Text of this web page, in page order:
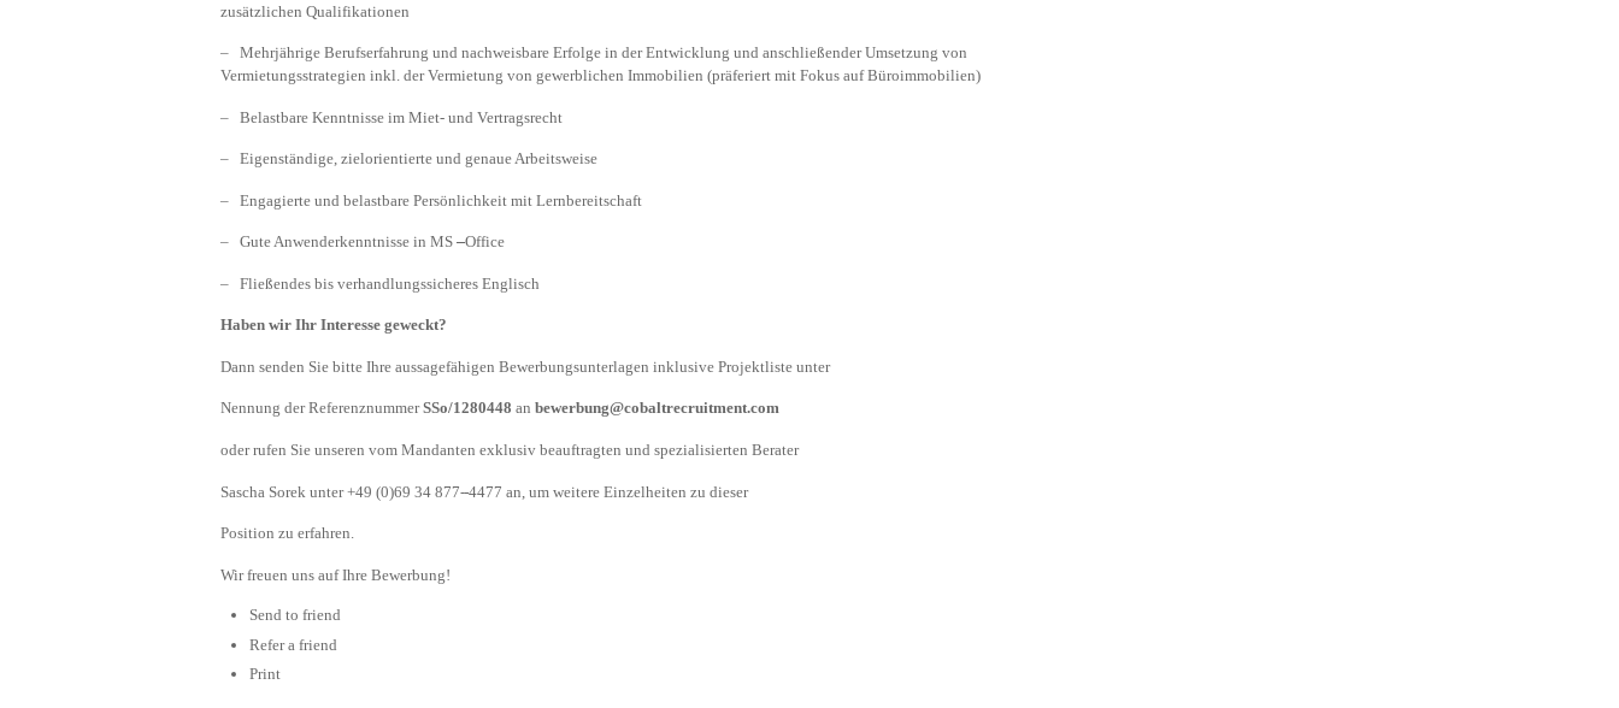
zusätzlichen Qualifikationen
– Mehrjährige Berufserfahrung und nachweisbare Erfolge in der Entwicklung und anschließender Umsetzung von
Vermietungsstrategien inkl. der Vermietung von gewerblichen Immobilien (präferiert mit Fokus auf Büroimmobilien)
– Belastbare Kenntnisse im Miet- und Vertragsrecht
– Eigenständige, zielorientierte und genaue Arbeitsweise
– Engagierte und belastbare Persönlichkeit mit Lernbereitschaft
– Gute Anwenderkenntnisse in MS –Office
– Fließendes bis verhandlungssicheres Englisch
Haben wir Ihr Interesse geweckt?
Dann senden Sie bitte Ihre aussagefähigen Bewerbungsunterlagen inklusive Projektliste unter
Nennung der ReferenznummerSSo/1280448 an bewerbung@cobaltrecruitment.com
oder rufen Sie unseren vom Mandanten exklusiv beauftragten und spezialisierten Berater
Sascha Sorek unter +49 (0)69 34 877- 4477 an, um weitere Einzelheiten zu dieser
Position zu erfahren.
Wir freuen uns auf Ihre Bewerbung!
Send to friend
Refer a friend
Print